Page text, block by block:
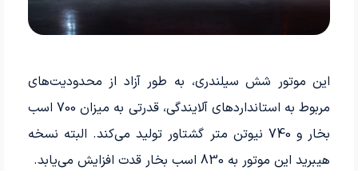
این موتور شش سیلندری، به طور آزاد از محدودیت‌های
مربوط به استانداردهای آلایندگی، قدرتی به میزان 700 اسب
بخار و 740 نیوتن متر گشتاور تولید می‌کند. البته نسخه
هیبرید این موتور به 830 اسب بخار قدت افزایش می‌یابد.